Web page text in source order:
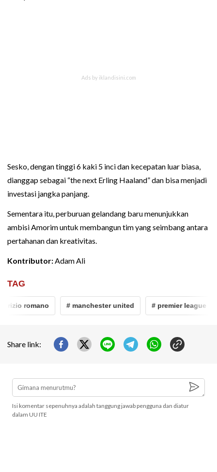
Sesko, dengan tinggi 6 kaki 5 inci dan kecepatan luar biasa,
dianggap sebagai “the next Erling Haaland” dan bisa menjadi
investasi jangka panjang.
Sementara itu, perburuan gelandang baru menunjukkan
ambisi Amorim untuk membangun tim yang seimbang antara
pertahanan dan kreativitas.
Kontributor:Adam Ali
TAG
romano # manchester united # premier league
Share link:
Isi komentar sepenuhnya adalah tanggung jawab pengguna dan diatur
dalam UU ITE